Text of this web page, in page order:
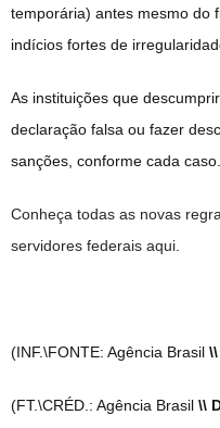
temporária) antes mesmo do
indícios fortes de
As instituições que
declaração falsa ou fazer
sanções, conforme cada caso.
Conheça todas as novas
servidores federais aqui.
(INF.\FONTE: Agência Brasil
(FT.\CRÉD.: Agência Brasil \\